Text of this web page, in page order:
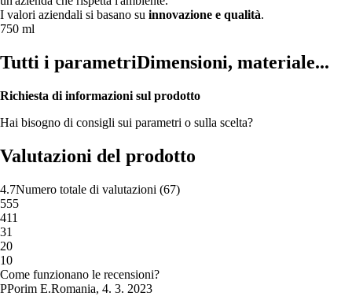
I valori aziendali si basano su innovazione e qualità.
750 ml
Tutti i parametriDimensioni, materiale...
Richiesta di informazioni sul prodotto
Hai bisogno di consigli sui parametri o sulla scelta?
Valutazioni del prodotto
4.7Numero totale di valutazioni (67)
555
411
31
20
10
Come funzionano le recensioni?
PPorim E.Romania, 4. 3. 2023